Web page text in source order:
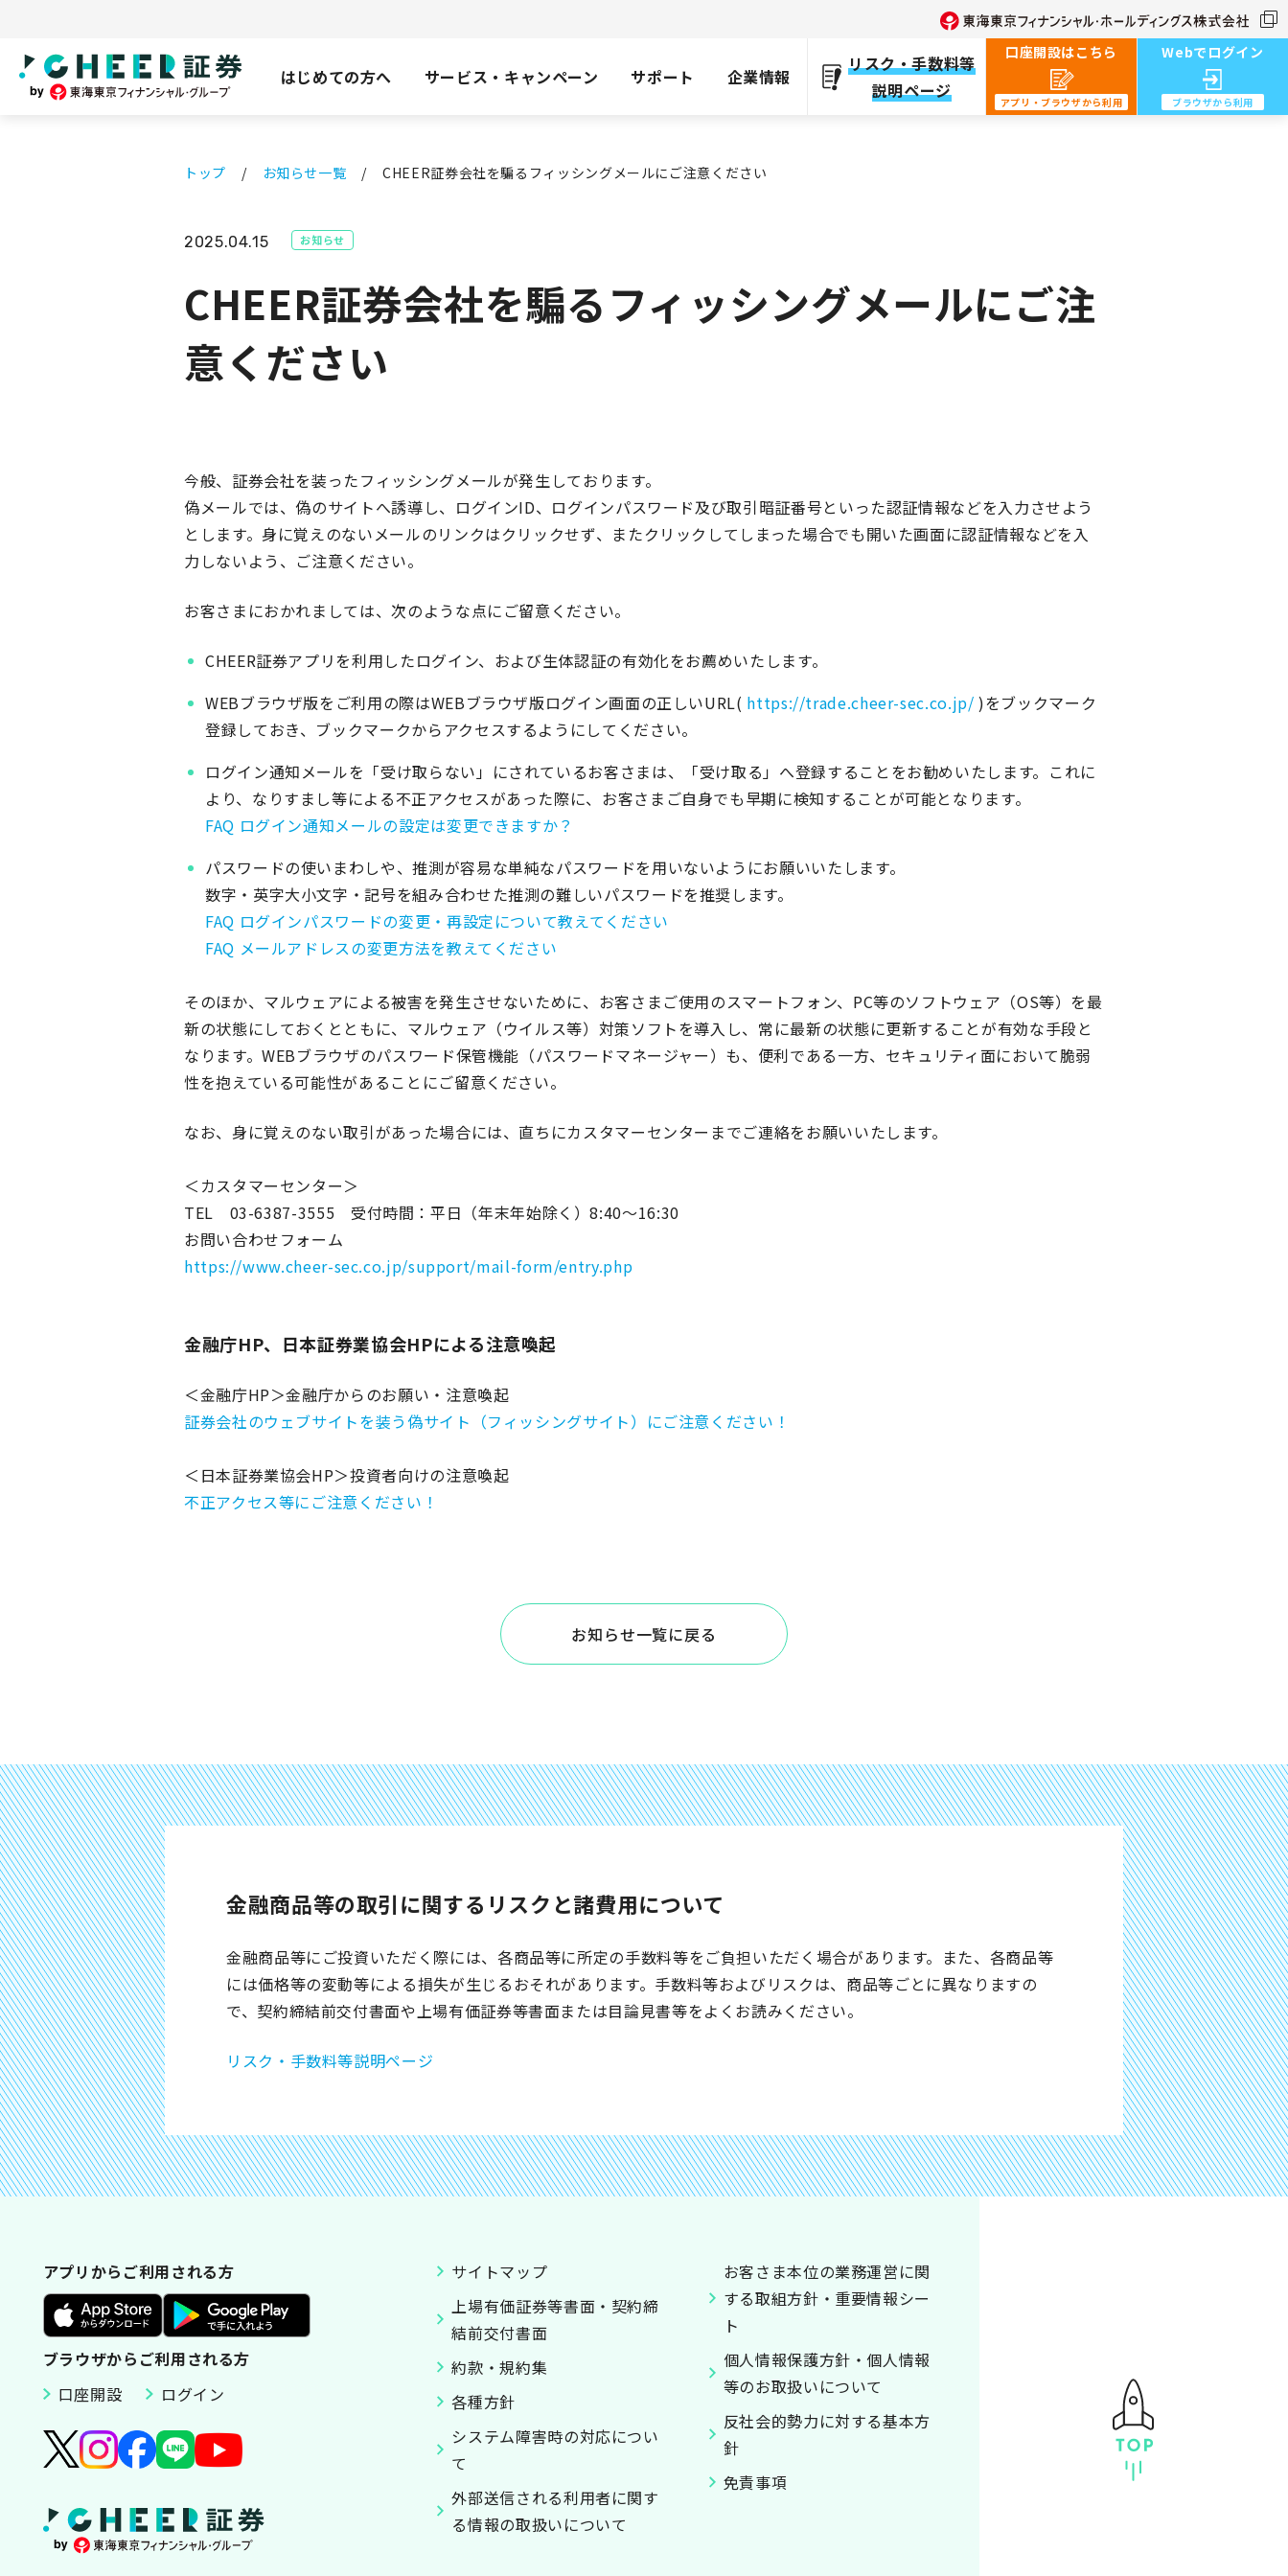
はじめての方へ サービス・キャンペーン サポート 企業情報
リスク・手数料等
説明ページ
口座開設はこちら
アプリ・ブラウザから利用︎
Webでログイン
ブラウザから利用︎
トップ お知らせ一覧 CHEER証券会社を騙るフィッシングメールにご注意ください
2025.04.15 お知らせ
CHEER証券会社を騙るフィッシングメールにご注
意ください
今般、証券会社を装ったフィッシングメールが発生しております。
偽メールでは、偽のサイトへ誘導し、ログインID、ログインパスワード及び取引暗証番号といった認証情報などを入力させよう
とします。身に覚えのないメールのリンクはクリックせず、またクリックしてしまった場合でも開いた画面に認証情報などを入
力しないよう、ご注意ください。
お客さまにおかれましては、次のような点にご留意ください。
CHEER証券アプリを利用したログイン、および生体認証の有効化をお薦めいたします。
WEBブラウザ版をご利用の際はWEBブラウザ版ログイン画面の正しいURL( https://trade.cheer-sec.co.jp/ )をブックマーク
登録しておき、ブックマークからアクセスするようにしてください。
ログイン通知メールを「受け取らない」にされているお客さまは、「受け取る」へ登録することをお勧めいたします。これに
より、なりすまし等による不正アクセスがあった際に、お客さまご自身でも早期に検知することが可能となります。
FAQ ログイン通知メールの設定は変更できますか？
パスワードの使いまわしや、推測が容易な単純なパスワードを用いないようにお願いいたします。
数字・英字大小文字・記号を組み合わせた推測の難しいパスワードを推奨します。
FAQ ログインパスワードの変更・再設定について教えてください
FAQ メールアドレスの変更方法を教えてください
そのほか、マルウェアによる被害を発生させないために、お客さまご使用のスマートフォン、PC等のソフトウェア（OS等）を最
新の状態にしておくとともに、マルウェア（ウイルス等）対策ソフトを導入し、常に最新の状態に更新することが有効な手段と
なります。WEBブラウザのパスワード保管機能（パスワードマネージャー）も、便利である一方、セキュリティ面において脆弱
性を抱えている可能性があることにご留意ください。
なお、身に覚えのない取引があった場合には、直ちにカスタマーセンターまでご連絡をお願いいたします。
＜カスタマーセンター＞
TEL 03-6387-3555 受付時間：平日（年末年始除く）8:40～16:30
お問い合わせフォーム
https://www.cheer-sec.co.jp/support/mail-form/entry.php
金融庁HP、日本証券業協会HPによる注意喚起
＜金融庁HP＞金融庁からのお願い・注意喚起
証券会社のウェブサイトを装う偽サイト（フィッシングサイト）にご注意ください！
＜日本証券業協会HP＞投資者向けの注意喚起
不正アクセス等にご注意ください！
お知らせ一覧に戻る
金融商品等の取引に関するリスクと諸費用について
金融商品等にご投資いただく際には、各商品等に所定の手数料等をご負担いただく場合があります。また、各商品等
には価格等の変動等による損失が生じるおそれがあります。手数料等およびリスクは、商品等ごとに異なりますの
で、契約締結前交付書面や上場有価証券等書面または目論見書等をよくお読みください。
リスク・手数料等説明ページ
サイトマップ
上場有価証券等書面・契約締
結前交付書面
約款・規約集
各種方針
システム障害時の対応につい
て
外部送信される利用者に関す
る情報の取扱いについて
お客さま本位の業務運営に関
する取組方針・重要情報シー
ト
個人情報保護方針・個人情報
等のお取扱いについて
反社会的勢力に対する基本方
針
免責事項
アプリからご利用される方
ブラウザからご利用される方
口座開設
ログイン